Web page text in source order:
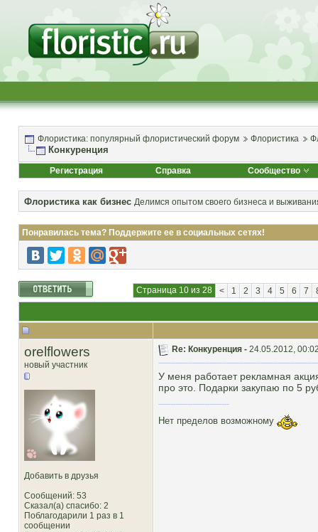
Флористика: популярный флористический форум Флористика
Конкуренция
Регистрация Справка Сообщество
Флористика как бизнес Делимся опытом своего бизнеса и
Понравилась тема? Поддержите ее в социальных сетях!
Страница 10 из 28 < 1 2 3 4 5 6 7
orelflowers
новый участник
Добавить в друзья
Сообщений: 53
Сказал(а) спасибо: 2
Поблагодарили 1 раз в 1
сообщении
Re: Конкуренция - 24.05.2012,
У меня работает рекламная
про это. Подарки закупаю по 5
Нет пределов возможному